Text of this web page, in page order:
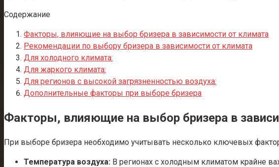
Содержание
Факторы, влияющие на выбор бризера в зависимости от климата
Рекомендации по выбору бризера в зависимости от климата
Для холодного климата:
Для жаркого климата:
Для регионов с высокой загрязненностью воздуха:
Дополнительные факторы при выборе бризера
Факторы, влияющие на выбор бризера в
При выборе бризера необходимо учитывать несколько ключевых
Температура воздуха: В регионах с холодным климатом крайне